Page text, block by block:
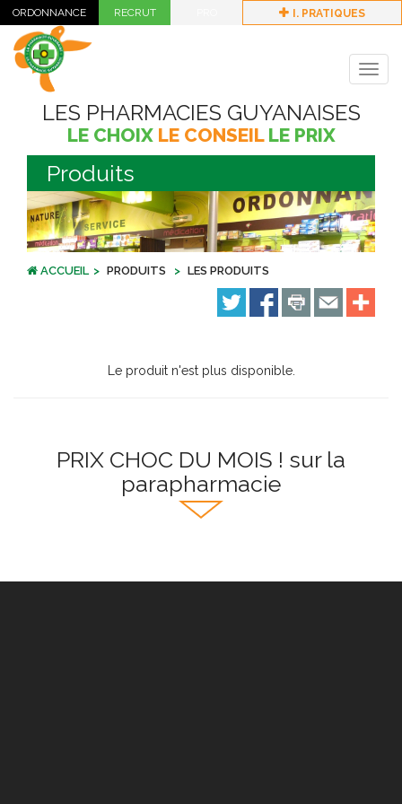
I. PRATIQUES
LES PHARMACIES GUYANAISES
LE CHOIX LE CONSEILLE PRIX
Produits
ACCUEIL PRODUITS LES PRODUITS
Le produit n'est plus disponible.
PRIX CHOC DU MOIS ! sur la
parapharmacie